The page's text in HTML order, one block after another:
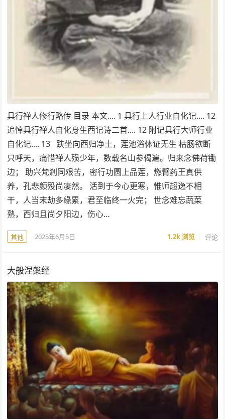
具行禅人修行略传 目录 本文.... 1 具行上人行业自化记.... 12
追悼具行禅人自化身生西记诗二首.... 12 附记具行大师行业
自化记.... 13 趺坐向西归净土，莲池浴体证无生 枯肠欲断
只呼天，痛惜禅人殒少年，数载名山参偈遍。归来念佛荷锄
边； 助兴梵剎同艰苦，密行功圆上品莲，燃臂药王真供
养，孔悲颜殁尚凄然。 活到于今心更寒，惟师超逸不相
干，人当末劫多缘累，君至临终一火完； 世念难忘蔬菜
熟，西归且尚夕阳边，伤心…
其他 2025年6月5日 1.2k浏览 评论
大般涅槃经